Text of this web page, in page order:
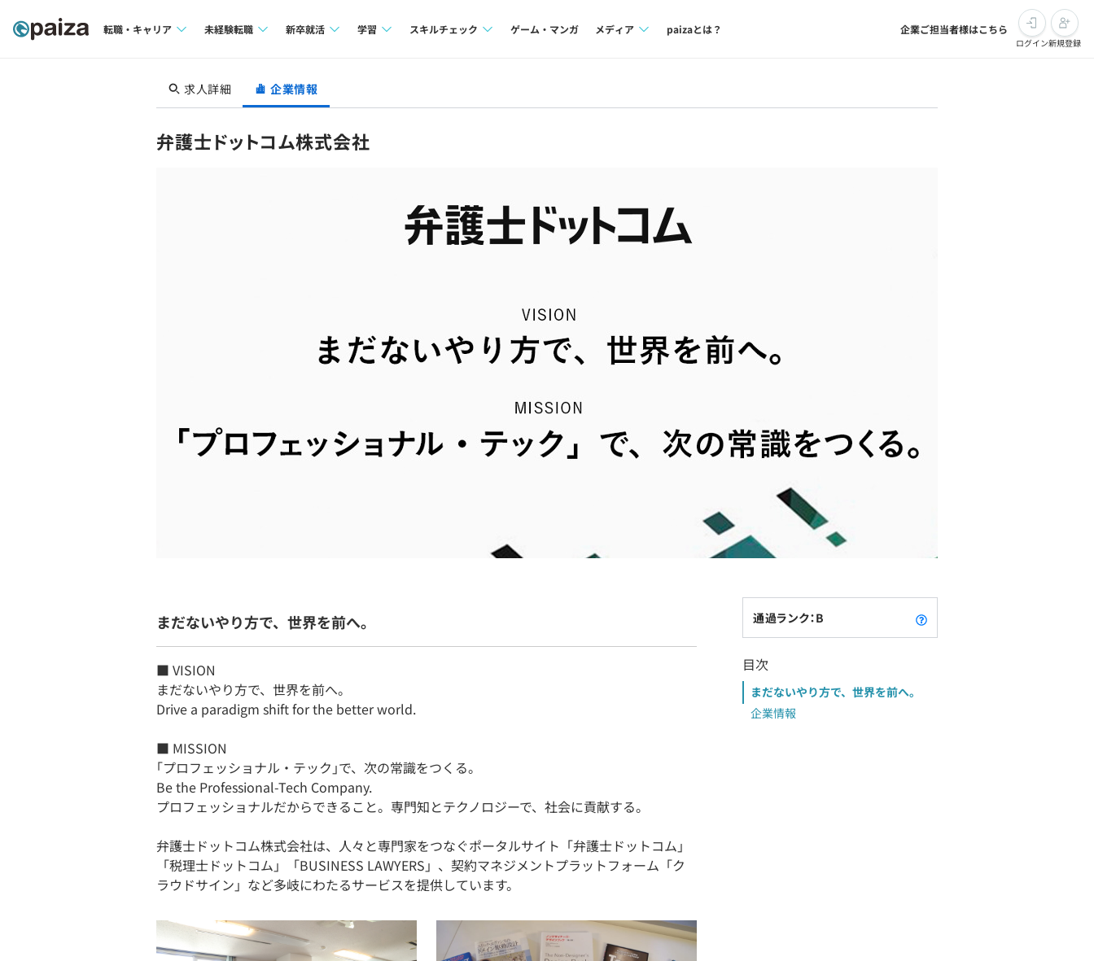
転職・キャリア
転職成功ガイド
未経験転職
求人検索
転職成功ガイド
新卒就活
本選考
インターン
学習
4択課題
リファレンス
学校向けプラン
スキルチェック ゲーム・マンガ メディア paizaとは？ 企業ご担当者様はこちら
ログイン新規登録
求人詳細 企業情報
弁護士ドットコム株式会社
まだないやり方で、世界を前へ。
■ VISION
まだないやり方で、世界を前へ。
Drive a paradigm shift for the better world.
■ MISSION
｢プロフェッショナル・テック｣で、次の常識をつくる。
Be the Professional-Tech Company.
プロフェッショナルだからできること。専⾨知とテクノロジーで、社会に貢献する。
弁護士ドットコム株式会社は、人々と専門家をつなぐポータルサイト「弁護士ドットコム」
「税理士ドットコム」「BUSINESS LAWYERS」、契約マネジメントプラットフォーム「ク
ラウドサイン」など多岐にわたるサービスを提供しています。
通過ランク：B
目次
まだないやり方で、世界を前へ。
企業情報